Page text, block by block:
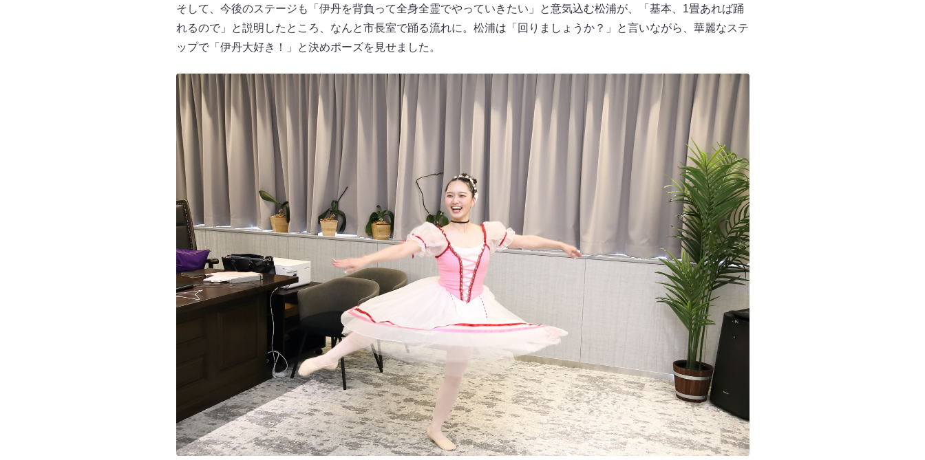
そして、今後のステージも「伊丹を背負って全身全霊でやっていきたい」と意気込む松浦が、「基本、1畳あれば踊
れるので」と説明したところ、なんと市長室で踊る流れに。松浦は「回りましょうか？」と言いながら、華麗なステ
ップで「伊丹大好き！」と決めポーズを見せました。